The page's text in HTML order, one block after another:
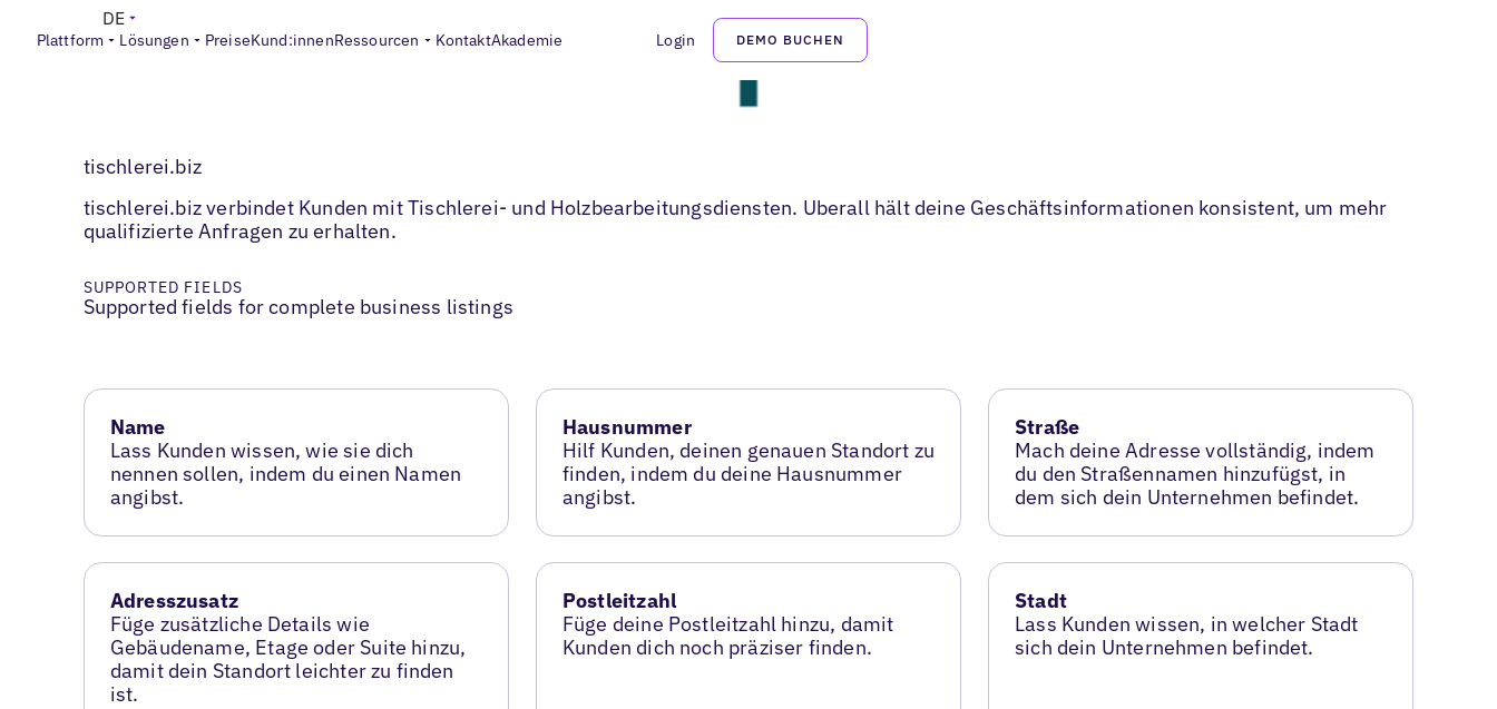
Plattform Lösungen PreiseKund:innenRessourcen KontaktAkademie Login DEMO BUCHEN
DE
tischlerei.biz
tischlerei.biz verbindet Kunden mit Tischlerei- und Holzbearbeitungsdiensten. Uberall hält deine Geschäftsinformationen konsistent, um mehr
qualifizierte Anfragen zu erhalten.
SUPPORTED FIELDS
Supported fields for complete business listings
Name
Lass Kunden wissen, wie sie dich
nennen sollen, indem du einen Namen
angibst.
Hausnummer
Hilf Kunden, deinen genauen Standort zu
finden, indem du deine Hausnummer
angibst.
Straße
Mach deine Adresse vollständig, indem
du den Straßennamen hinzufügst, in
dem sich dein Unternehmen befindet.
Adresszusatz
Füge zusätzliche Details wie
Gebäudename, Etage oder Suite hinzu,
damit dein Standort leichter zu finden
ist.
Postleitzahl
Füge deine Postleitzahl hinzu, damit
Kunden dich noch präziser finden.
Stadt
Lass Kunden wissen, in welcher Stadt
sich dein Unternehmen befindet.